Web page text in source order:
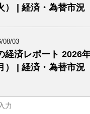
） | 経済・為替市況
08/03
経済レポート 2026
） | 経済・為替市況